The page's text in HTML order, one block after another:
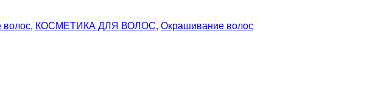
волос, КОСМЕТИКА ДЛЯ ВОЛОС, Окрашивание волос